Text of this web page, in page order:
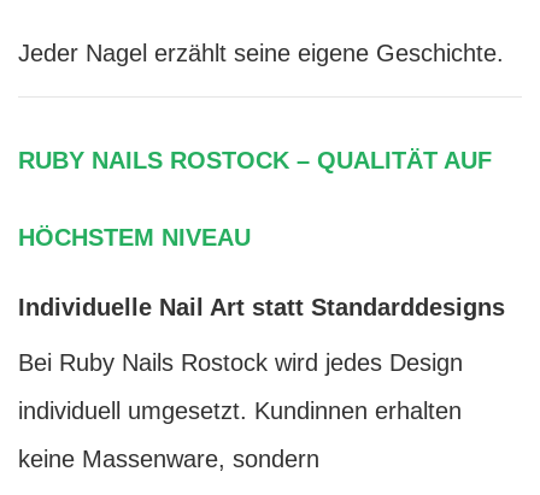
Jeder Nagel erzählt seine eigene Geschichte.
RUBY NAILS ROSTOCK – QUALITÄT AUF
HÖCHSTEM NIVEAU
Individuelle Nail Art statt Standarddesigns
Bei Ruby Nails Rostock wird jedes Design
individuell umgesetzt. Kundinnen erhalten
keine Massenware, sondern